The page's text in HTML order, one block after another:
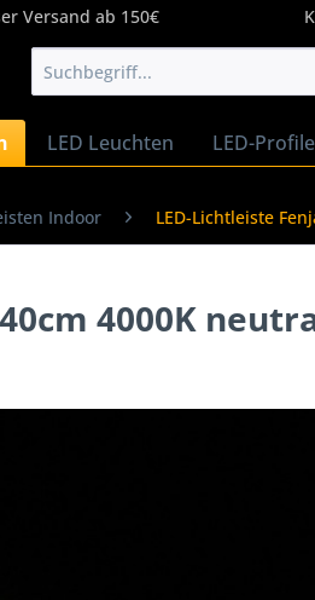
Versand ab 150€
LED Leuchten LED-Profile
Indoor LED-Lichtleiste
4000K